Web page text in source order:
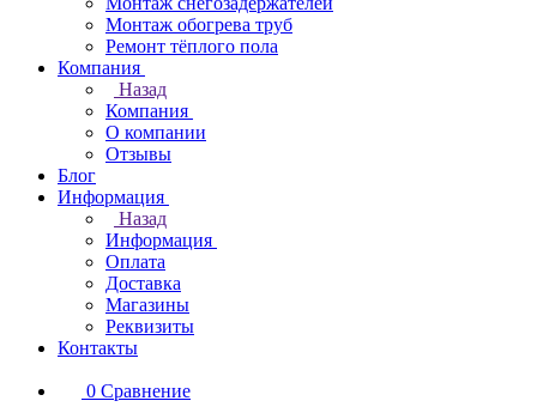
Монтаж обогрева труб
Ремонт тёплого пола
Компания
Назад
Компания
О компании
Отзывы
Блог
Информация
Назад
Информация
Оплата
Доставка
Магазины
Реквизиты
Контакты
0 Сравнение